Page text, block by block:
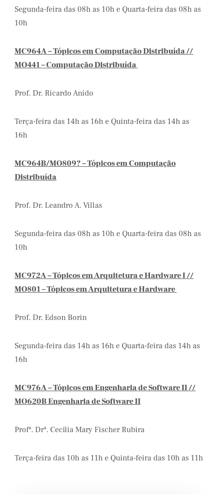
Segunda-feira das 08h as 10h e Quarta-feira das 08h as
10h
MC964A – Tópicos em Computação Distribuída //
MO441 – Computação Distribuída
Prof. Dr. Ricardo Anido
Terça-feira das 14h as 16h e Quinta-feira das 14h as
16h
MC964B/MO809? – Tópicos em Computação
Distribuída
Prof. Dr. Leandro A. Villas
Segunda-feira das 08h as 10h e Quarta-feira das 08h as
10h
MC972A – Tópicos em Arquitetura e Hardware I //
MO801 – Tópicos em Arquitetura e Hardware
Prof. Dr. Edson Borin
Segunda-feira das 14h as 16h e Quarta-feira das 14h as
16h
MC976A – Tópicos em Engenharia de Software II //
MO620B Engenharia de Software II
Profª. Drª. Cecília Mary Fischer Rubira
Terça-feira das 10h as 11h e Quinta-feira das 10h as 11h